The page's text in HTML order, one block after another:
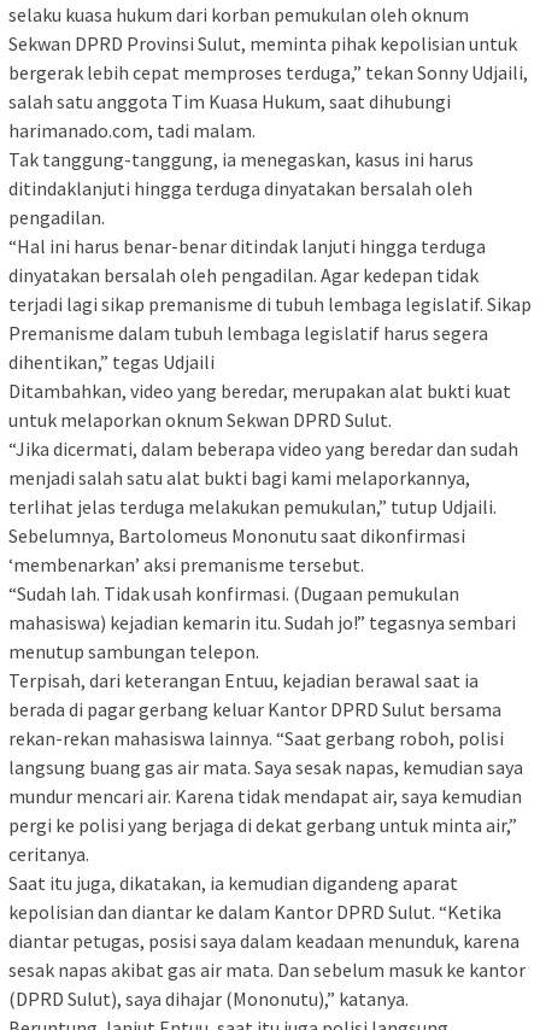
selaku kuasa hukum dari korban pemukulan oleh oknum
Sekwan DPRD Provinsi Sulut, meminta pihak kepolisian untuk
bergerak lebih cepat memproses terduga,” tekan Sonny Udjaili,
salah satu anggota Tim Kuasa Hukum, saat dihubungi
harimanado.com, tadi malam.
Tak tanggung-tanggung, ia menegaskan, kasus ini harus
ditindaklanjuti hingga terduga dinyatakan bersalah oleh
pengadilan.
“Hal ini harus benar-benar ditindak lanjuti hingga terduga
dinyatakan bersalah oleh pengadilan. Agar kedepan tidak
terjadi lagi sikap premanisme di tubuh lembaga legislatif. Sikap
Premanisme dalam tubuh lembaga legislatif harus segera
dihentikan,” tegas Udjaili
Ditambahkan, video yang beredar, merupakan alat bukti kuat
untuk melaporkan oknum Sekwan DPRD Sulut.
“Jika dicermati, dalam beberapa video yang beredar dan sudah
menjadi salah satu alat bukti bagi kami melaporkannya,
terlihat jelas terduga melakukan pemukulan,” tutup Udjaili.
Sebelumnya, Bartolomeus Mononutu saat dikonfirmasi
‘membenarkan’ aksi premanisme tersebut.
“Sudah lah. Tidak usah konfirmasi. (Dugaan pemukulan
mahasiswa) kejadian kemarin itu. Sudah jo!” tegasnya sembari
menutup sambungan telepon.
Terpisah, dari keterangan Entuu, kejadian berawal saat ia
berada di pagar gerbang keluar Kantor DPRD Sulut bersama
rekan-rekan mahasiswa lainnya. “Saat gerbang roboh, polisi
langsung buang gas air mata. Saya sesak napas, kemudian saya
mundur mencari air. Karena tidak mendapat air, saya kemudian
pergi ke polisi yang berjaga di dekat gerbang untuk minta air,”
ceritanya.
Saat itu juga, dikatakan, ia kemudian digandeng aparat
kepolisian dan diantar ke dalam Kantor DPRD Sulut. “Ketika
diantar petugas, posisi saya dalam keadaan menunduk, karena
sesak napas akibat gas air mata. Dan sebelum masuk ke kantor
(DPRD Sulut), saya dihajar (Mononutu),” katanya.